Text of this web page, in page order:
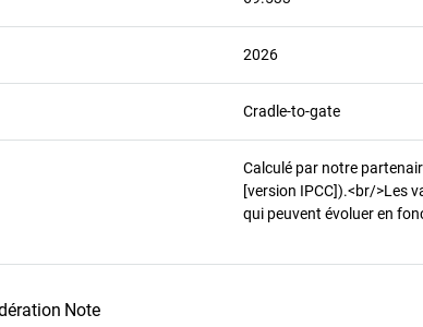
2026
Cradle-to-gate
Calculé par notre
[version IPCC]).<br/>Les
qui peuvent évoluer en
Note